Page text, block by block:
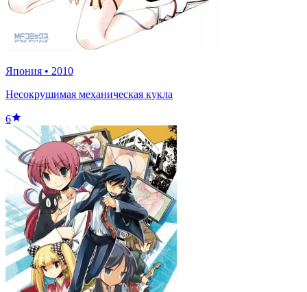
Япония • 2010
Несокрушимая механическая кукла
6